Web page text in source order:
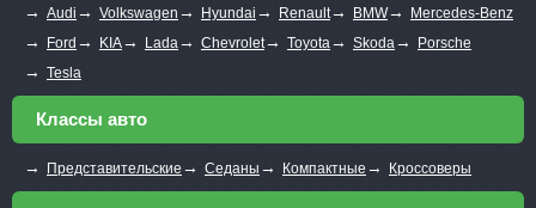
→ Audi → Volkswagen → Hyundai → Renault→ BMW→ Mercedes-Benz
→ Ford → KIA→ Lada→ Chevrolet→ Toyota→ Skoda→ Porsche
→ Tesla
Классы авто
→ Представительские → Седаны → Компактные → Кроссоверы